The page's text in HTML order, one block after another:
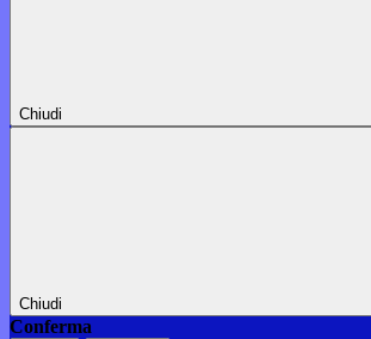
Chiudi
Chiudi
Conferma